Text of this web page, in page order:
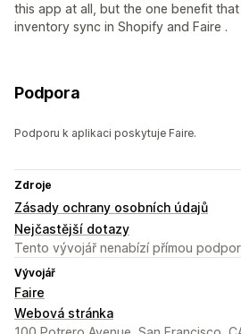
this app at all, but the one benefit
inventory sync in Shopify and Faire .
Podpora
Podporu k aplikaci poskytuje Faire.
Zdroje
Zásady ochrany osobních údajů
Nejčastější dotazy
Tento vývojář nenabízí přímou
Vývojář
Faire
Webová stránka